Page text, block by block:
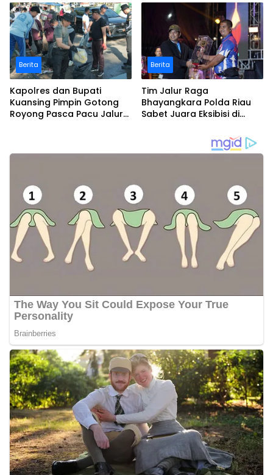
Berita
Kapolres dan Bupati
Kuansing Pimpin Gotong
Royong Pasca Pacu Jalur
Berita
Tim Jalur Raga
Bhayangkara Polda Riau
Sabet Juara Eksibisi di